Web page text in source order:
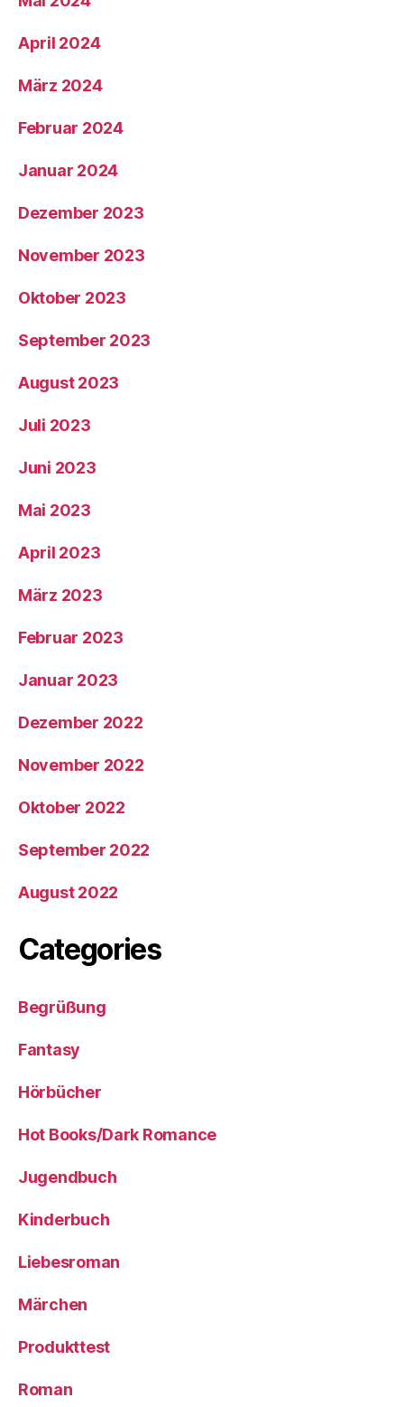
April 2024
März 2024
Februar 2024
Januar 2024
Dezember 2023
November 2023
Oktober 2023
September 2023
August 2023
Juli 2023
Juni 2023
Mai 2023
April 2023
März 2023
Februar 2023
Januar 2023
Dezember 2022
November 2022
Oktober 2022
September 2022
August 2022
Categories
Begrüßung
Fantasy
Hörbücher
Hot Books/Dark Romance
Jugendbuch
Kinderbuch
Liebesroman
Märchen
Produkttest
Roman